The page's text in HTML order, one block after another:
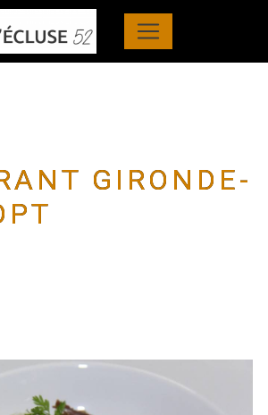
des cookies
GIRONDE-